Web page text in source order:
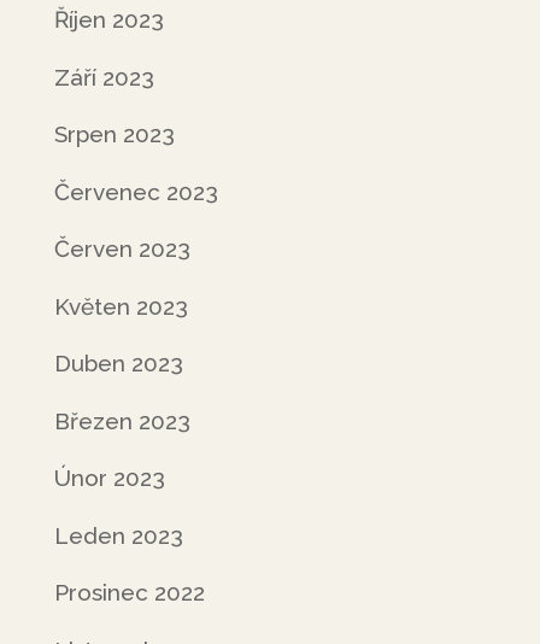
Říjen 2023
Září 2023
Srpen 2023
Červenec 2023
Červen 2023
Květen 2023
Duben 2023
Březen 2023
Únor 2023
Leden 2023
Prosinec 2022